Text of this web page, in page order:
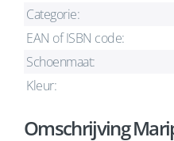
Categorie:
EAN of ISBN code:
Schoenmaat:
Kleur:
Omschrijving